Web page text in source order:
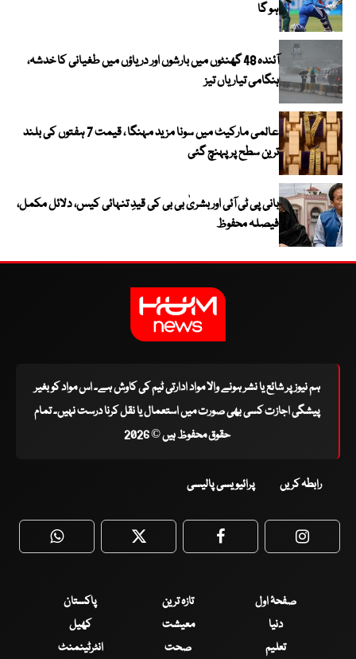
ہو گا
آئندہ 48 گھنٹوں میں بارشوں اور دریاؤں میں طغیانی کا خدشہ،
ہنگامی تیاریاں تیز
عالمی مارکیٹ میں سونا مزید مہنگا ، قیمت 7 ہفتوں کی بلند
ترین سطح پر پہنچ گئی
بانی پی ٹی آئی اور بشریٰ بی بی کی قیدِ تنہائی کیس، دلائل مکمل،
فیصلہ محفوظ
ہم نیوز پر شائع یا نشر ہونے والا مواد ادارتی ٹیم کی کاوش ہے۔ اس مواد کو بغیر
پیشگی اجازت کسی بھی صورت میں استعمال یا نقل کرنا درست نہیں۔ تمام
حقوق محفوظ ہیں © 2026
رابطہ کریں پرائیویسی پالیسی
WhatsApp Twitter Facebook
صفحۂ اول تازہ ترین
پاکستان
دنیا
معیشت
کھیل
تعلیم
صحت انٹرٹینمنٹ